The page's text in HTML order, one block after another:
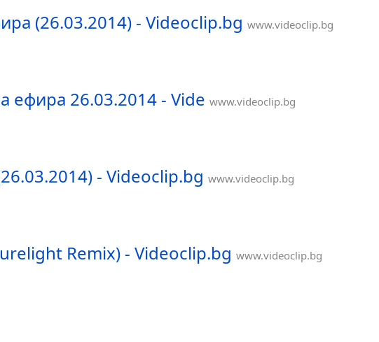
(26.03.2014) - Videoclip.bg www.videoclip.bg
ефира 26.03.2014 - Vide www.videoclip.bg
- Videoclip.bg www.videoclip.bg
Remix) - Videoclip.bg www.videoclip.bg